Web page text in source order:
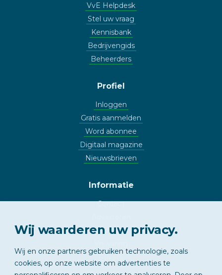
VvE Helpdesk
Stel uw vraag
Kennisbank
Bedrijvengids
Beheerders
Profiel
Inloggen
Gratis aanmelden
Word abonnee
Digitaal magazine
Nieuwsbrieven
Informatie
Contact
Copyright
Wij waarderen uw privacy.
Wij en onze partners gebruiken technologie, zoals
cookies, op onze website om advertenties te